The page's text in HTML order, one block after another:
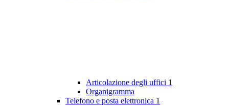
Articolazione degli uffici 1
Organigramma
Telefono e posta elettronica 1